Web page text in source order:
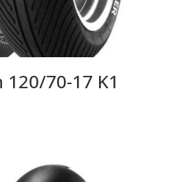
120/70-17 K1